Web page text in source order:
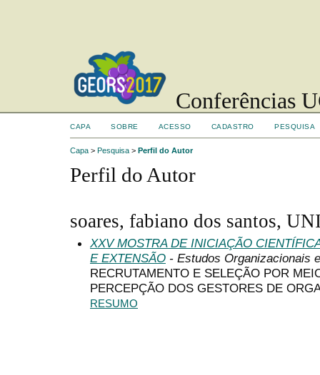
Conferências
CAPA SOBRE ACESSO CADASTRO PESQUISA
Capa > Pesquisa > Perfil do Autor
Perfil do Autor
soares, fabiano dos santos,
XXV MOSTRA DE INICIAÇÃO
E EXTENSÃO - Estudos Organizacionais
RECRUTAMENTO E SELEÇÃO POR
PERCEPÇÃO DOS GESTORES DE
RESUMO